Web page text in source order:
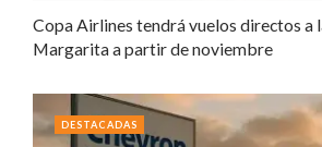
Copa Airlines tendrá vuelos directos a
Margarita a partir de noviembre
DESTACADAS